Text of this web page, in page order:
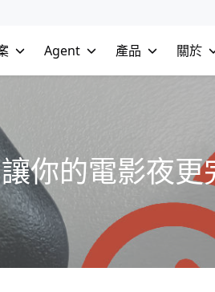
Agent 產品 關於
你的電影夜更